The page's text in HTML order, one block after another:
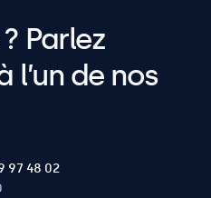
Parlez
l’un de nos
97 48 02